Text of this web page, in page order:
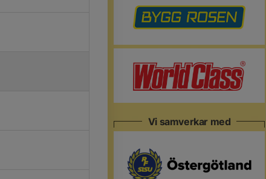
Vi samverkar med